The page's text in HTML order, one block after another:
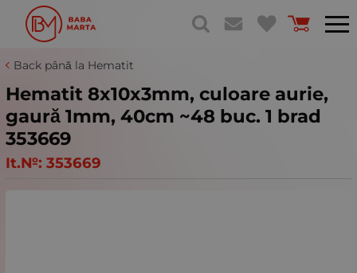
Back până la Hematit
Hematit 8x10x3mm, culoare aurie,
gaură 1mm, 40cm ~48 buc. 1 brad
353669
It.№: 353669